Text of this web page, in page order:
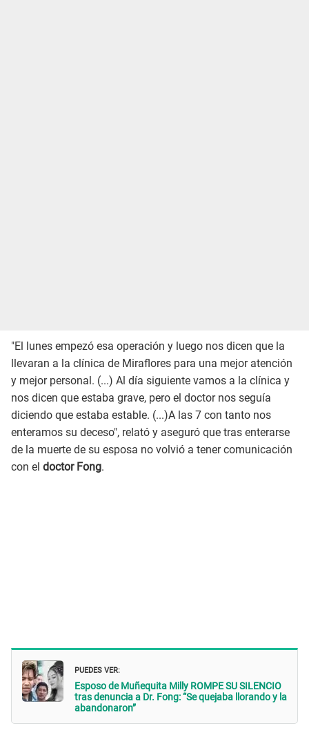
"El lunes empezó esa operación y luego nos dicen que la
llevaran a la clínica de Miraflores para una mejor atención
y mejor personal. (...) Al día siguiente vamos a la clínica y
nos dicen que estaba grave, pero el doctor nos seguía
diciendo que estaba estable. (...)A las 7 con tanto nos
enteramos su deceso", relató y aseguró que tras enterarse
de la muerte de su esposa no volvió a tener comunicación
con el doctor Fong.
PUEDES VER:
Esposo de Muñequita Milly ROMPE SU SILENCIO
tras denuncia a Dr. Fong: “Se quejaba llorando y la
abandonaron”